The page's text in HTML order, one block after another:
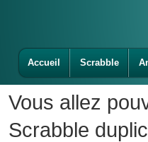
Accueil Scrabble
Vous allez
Scrabble